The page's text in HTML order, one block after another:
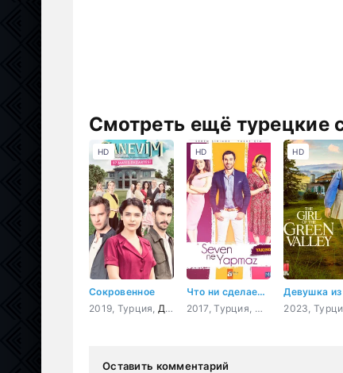
Смотреть ещё турецкие
Сокровенное
2019, Турция, Драма
HD
Что ни сделает влюбленный
2017, Турция,
Мелодрама ,
HD HD
Оставить комментарий